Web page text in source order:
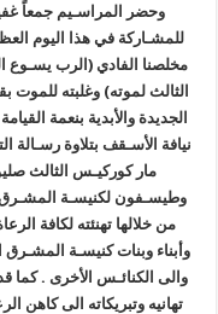
وحضر المراسـيم جمعاً
للمشـاركة في هذا اليوم
مخلصنا الفادي (الرب يسـوع
الثالث لموته) وغلبته للموت
الجديدة والأبدية بنعمة
نيافة الأسـقف بتلاوة رسـالة
مار كوركيـس الثالث
وطيسـفون لكنيسـة المشـرق
من خلالها تهنئته لكافة
وأبناء وبنات كنيسـة
والى الكنائـس الأخرى . كما
تهانيه وتبريكاته الى كاهن